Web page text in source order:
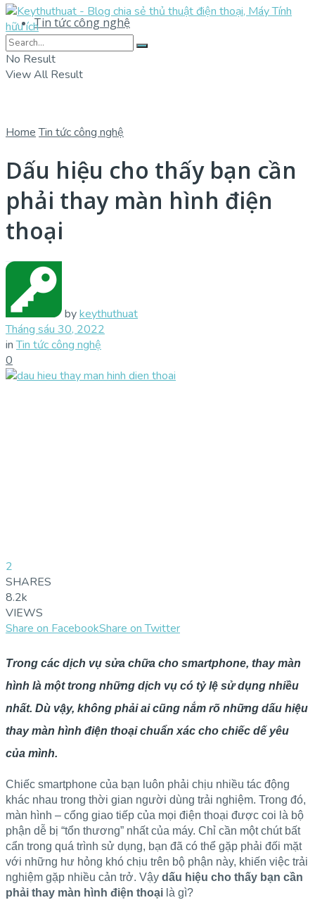
Tin tức công nghệ
No Result
View All Result
Home Tin tức công nghệ
Dấu hiệu cho thấy bạn cần
phải thay màn hình điện
thoại
bykeythuthuat
Tháng sáu 30, 2022
in Tin tức công nghệ
0
2
SHARES
8.2k
VIEWS
Share on FacebookShare on Twitter
Trong các dịch vụ sửa chữa cho smartphone, thay màn
hình là một trong những dịch vụ có tỷ lệ sử dụng nhiều
nhất. Dù vậy, không phải ai cũng nắm rõ những dấu hiệu
thay màn hình điện thoại chuẩn xác cho chiếc dế yêu
của mình.
Chiếc smartphone của bạn luôn phải chịu nhiều tác động
khác nhau trong thời gian người dùng trải nghiệm. Trong đó,
màn hình – cổng giao tiếp của mọi điện thoại được coi là bộ
phận dễ bị “tổn thương” nhất của máy. Chỉ cần một chút bất
cẩn trong quá trình sử dụng, bạn đã có thể gặp phải đối mặt
với những hư hỏng khó chịu trên bộ phận này, khiến việc trải
nghiệm gặp nhiều cản trở. Vậy dấu hiệu cho thấy bạn cần
phải thay màn hình điện thoại là gì?